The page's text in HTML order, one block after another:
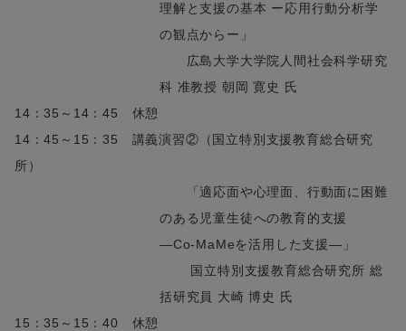
理解と支援の基本 ー応用行動分析学
の観点からー」
広島大学大学院人間社会科学研究
科 准教授 朝岡 寛史 氏
14：35～14：45 休憩
14：45～15：35 講義演習②（国立特別支援教育総合研究
所）
「適応面や心理面、行動面に困難
のある児童生徒への教育的支援
―Co-MaMeを活用した支援―」
国立特別支援教育総合研究所 総
括研究員 大崎 博史 氏
15：35～15：40 休憩